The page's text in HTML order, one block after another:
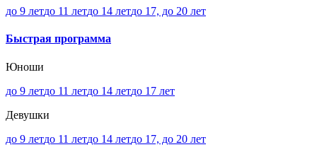
до 9 летдо 11 летдо 14 летдо 17, до 20 лет
Быстрая программа
Юноши
до 9 летдо 11 летдо 14 летдо 17 лет
Девушки
до 9 летдо 11 летдо 14 летдо 17, до 20 лет